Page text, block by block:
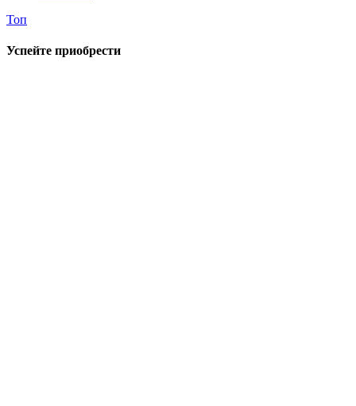
Топ
Успейте приобрести